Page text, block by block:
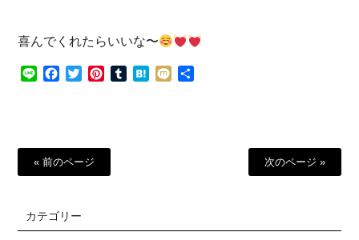
喜んでくれたらいいな〜
Line Facebook
TwitterPinterestTumblrHatena
Mixi
« 前のページ 次のページ »
カテゴリー